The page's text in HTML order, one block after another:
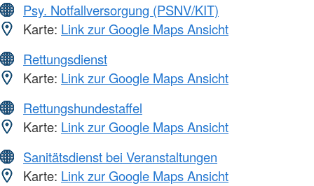
Psy. Notfallversorgung (PSNV/KIT)
Karte: Link zur Google Maps Ansicht
Rettungsdienst
Karte: Link zur Google Maps Ansicht
Rettungshundestaffel
Karte: Link zur Google Maps Ansicht
Sanitätsdienst bei Veranstaltungen
Karte: Link zur Google Maps Ansicht